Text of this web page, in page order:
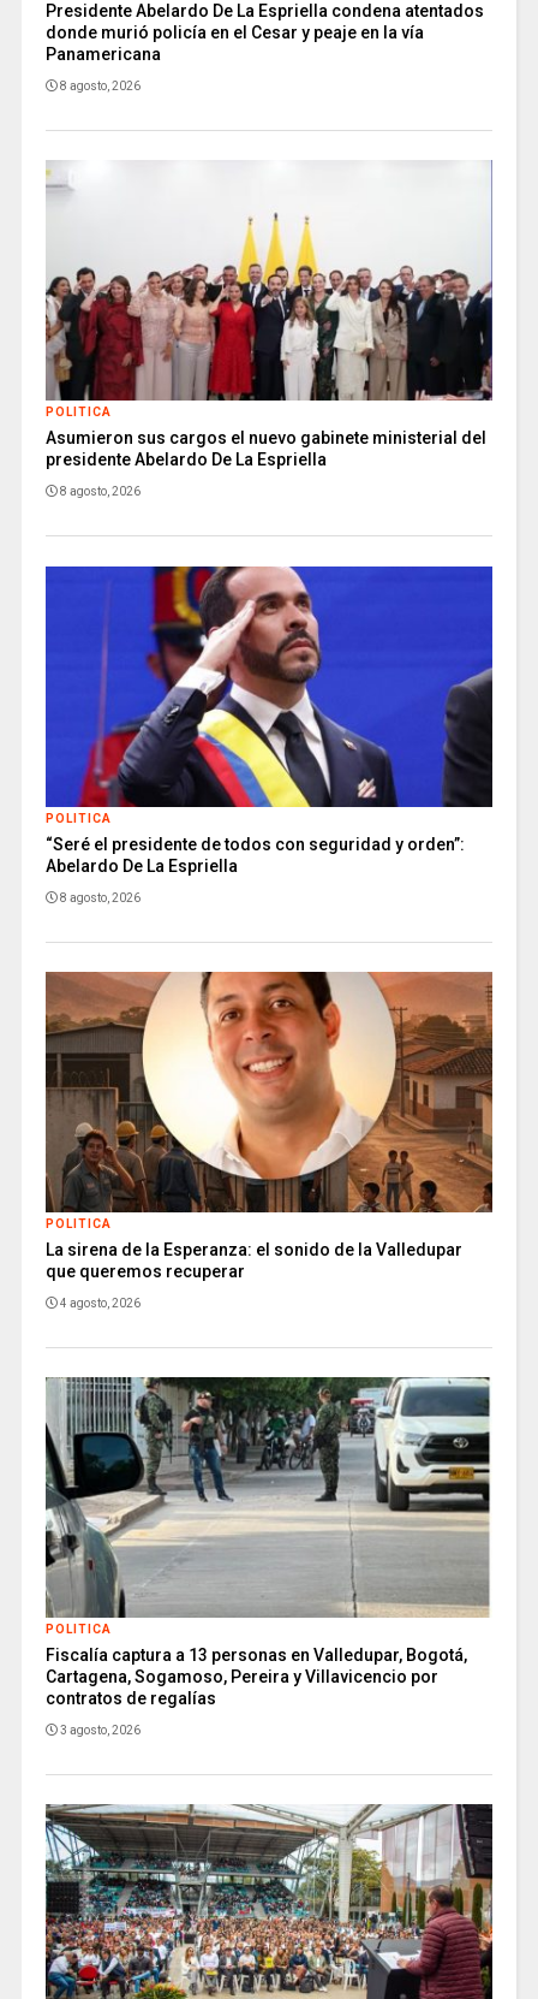
Presidente Abelardo De La Espriella condena atentados
donde murió policía en el Cesar y peaje en la vía
Panamericana
8 agosto, 2026
POLITICA
Asumieron sus cargos el nuevo gabinete ministerial del
presidente Abelardo De La Espriella
8 agosto, 2026
POLITICA
“Seré el presidente de todos con seguridad y orden”:
Abelardo De La Espriella
8 agosto, 2026
POLITICA
La sirena de la Esperanza: el sonido de la Valledupar
que queremos recuperar
4 agosto, 2026
POLITICA
Fiscalía captura a 13 personas en Valledupar, Bogotá,
Cartagena, Sogamoso, Pereira y Villavicencio por
contratos de regalías
3 agosto, 2026